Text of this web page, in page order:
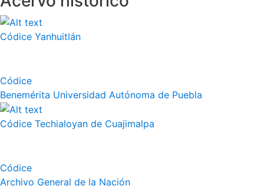
Códice Yanhuitlán
Códice
Benemérita Universidad Autónoma de Puebla
Códice Techialoyan de Cuajimalpa
Códice
Archivo General de la Nación